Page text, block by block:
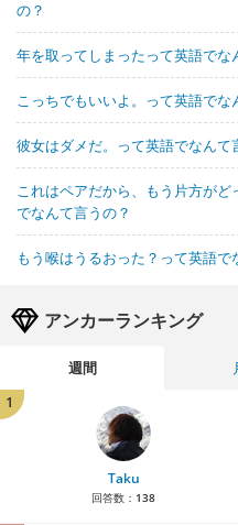
の？
年を取ってしまったって英語でな
こっちでもいいよ。って英語でな
彼女はダメだ。って英語でなんて
これはペアだから、もう片方が
でなんて言うの？
もう喉はうるおった？って英語で
アンカーランキング
週間
1
Taku
回答数： 138